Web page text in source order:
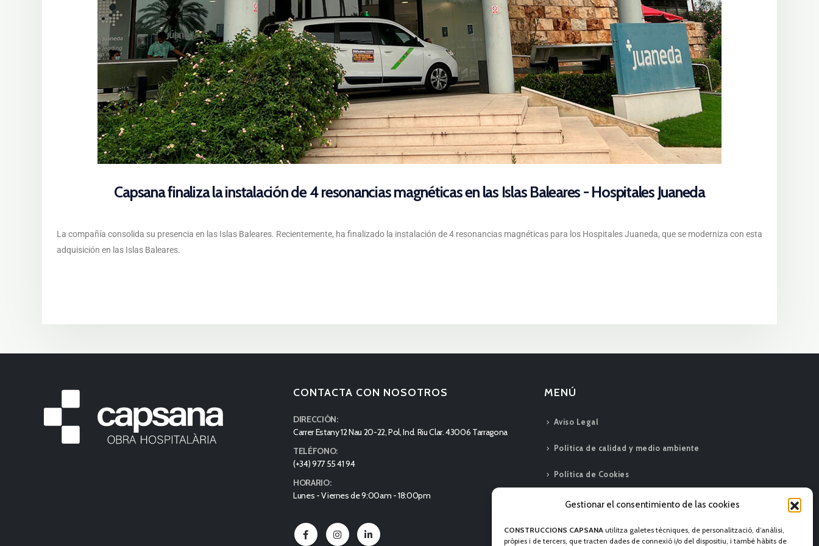
Gestionar el consentimiento de las cookies
CONSTRUCCIONS CAPSANA utilitza galetes tècniques, de personalització, d’anàlisi,
pròpies i de tercers, que tracten dades de connexió i/o del dispositiu, i també hàbits de
Capsana finaliza la instalación de 4 resonancias magnéticas en las Islas Baleares - Hospitales Juaneda
La compañía consolida su presencia en las Islas Baleares. Recientemente, ha finalizado la instalación de 4 resonancias magnéticas para los Hospitales Juaneda, que se moderniza con esta
adquisición en las Islas Baleares.
CONTACTA CON NOSOTROS
DIRECCIÓN:
Carrer Estany 12 Nau 20-22, Pol, Ind. Riu Clar. 43006 Tarragona
TELÉFONO:
(+34) 977 55 41 94
HORARIO:
Lunes - Viernes de 9:00am - 18:00pm
MENÚ
Aviso Legal
Política de calidad y medio ambiente
Política de Cookies